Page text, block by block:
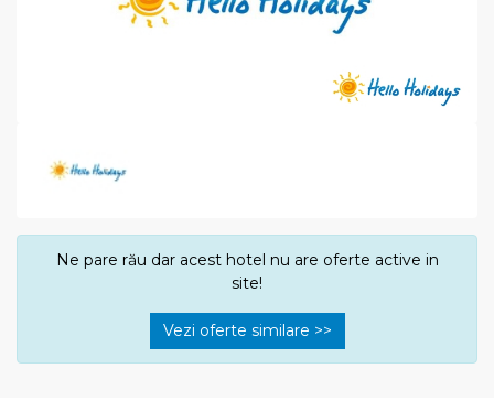
Ne pare rău dar acest hotel nu are oferte active in
site!
Vezi oferte similare >>